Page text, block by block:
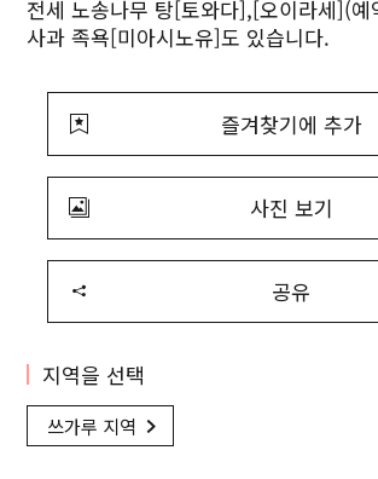
전세 노송나무 탕[토와다],[오이라세](예
사과 족욕[미아시노유]도 있습니다.
즐겨찾기에 추가
사진 보기
공유
지역을 선택
쓰가루 지역